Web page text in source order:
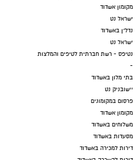
מקומון אשדוד
ישראל נט
נדל"ן באשדוד
ישראל נט
נטיפס - רשת חברתית לטיפים והמלצות
-
בתי מלון באשדוד
יישובניק נט
פרסום במקומונים
מקומון אשדוד
משלוחים באשדוד
מסעדות באשדוד
דירות למכירה באשדוד